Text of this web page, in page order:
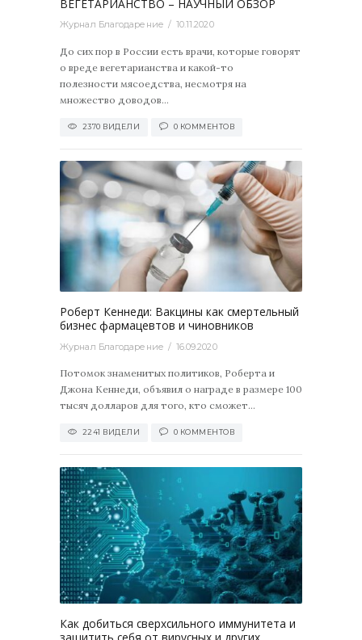
ВЕГЕТАРИАНСТВО – НАУЧНЫЙ ОБЗОР
Журнал Благодарение 10.11.2020
До сих пор в России есть врачи, которые говорят
о вреде вегетарианства и какой-то
полезности мясоедства, несмотря на
множество доводов...
2370 ВИДЕЛИ 0 КОММЕНТОВ
Ро­берт Кен­не­ди: Вак­ци­ны как смер­тель­ный
биз­нес фар­ма­цев­тов и чи­нов­ни­ков
Журнал Благодарение 16.09.2020
По­то­мок зна­ме­ни­тых по­ли­ти­ков, Ро­бер­та и
Джона Кен­не­ди, объ­явил о на­гра­де в раз­ме­ре 100
тысяч дол­ла­ров для того, кто смо­жет...
2241 ВИДЕЛИ 0 КОММЕНТОВ
Как добиться сверхсильного иммунитета и